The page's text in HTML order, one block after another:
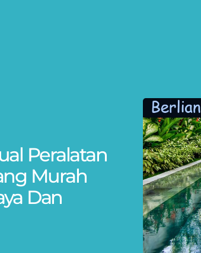
Peralatan
Murah
Dan